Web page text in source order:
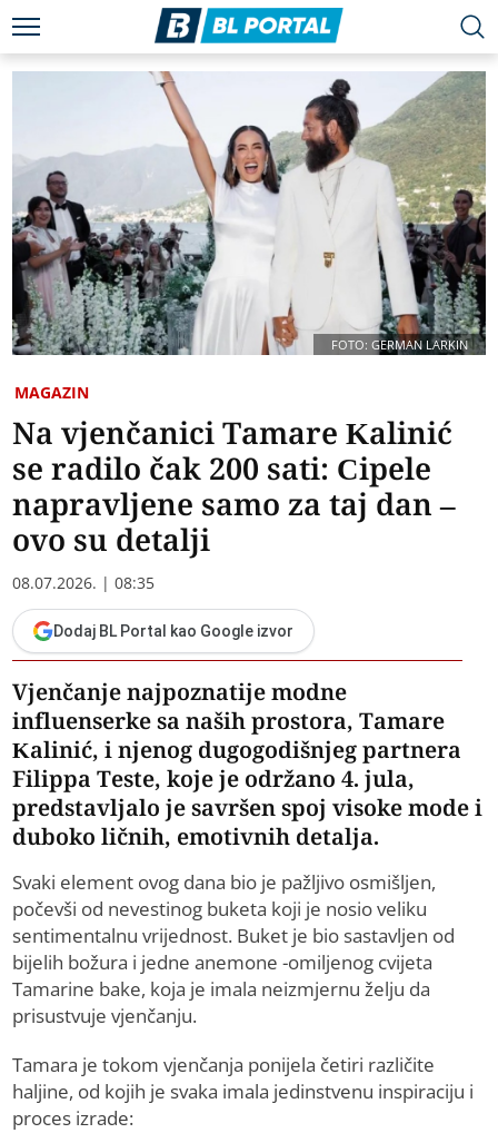
FOTO: GERMAN LARKIN
MAGAZIN
Na vjenčanici Tamare Kalinić
se radilo čak 200 sati: Cipele
napravljene samo za taj dan –
ovo su detalji
08.07.2026. | 08:35
Dodaj BL Portal kao Google izvor
Vjenčanje najpoznatije modne
influenserke sa naših prostora, Tamare
Kalinić, i njenog dugogodišnjeg partnera
Filippa Teste, koje je održano 4. jula,
predstavljalo je savršen spoj visoke mode i
duboko ličnih, emotivnih detalja.
Svaki element ovog dana bio je pažljivo osmišljen,
počevši od nevestinog buketa koji je nosio veliku
sentimentalnu vrijednost. Buket je bio sastavljen od
bijelih božura i jedne anemone -omiljenog cvijeta
Tamarine bake, koja je imala neizmjernu želju da
prisustvuje vjenčanju.
Tamara je tokom vjenčanja ponijela četiri različite
haljine, od kojih je svaka imala jedinstvenu inspiraciju i
proces izrade: